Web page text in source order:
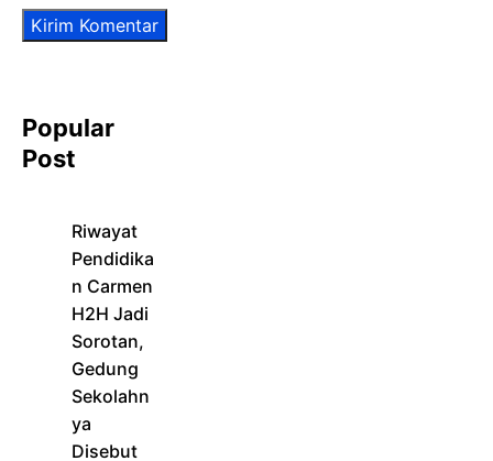
Popular
Post
Riwayat
Pendidika
n Carmen
H2H Jadi
Sorotan,
Gedung
Sekolahn
ya
Disebut